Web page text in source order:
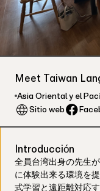
Meet Taiwan
Asia Oriental y el
Sitio web
Introducción
全員台湾出身の先生
に体験出来る環境を
式学習と遠距離対応